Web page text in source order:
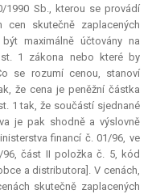
Sb., kterou se provádí
skutečně zaplacených
maximálně účtovány na
1 zákona nebo které by
se rozumí cenou, stanoví
že cena je peněžní částka
1 tak, že součástí sjednané
je pak shodně a výslovně
financí č. 01/96, ve
96, část II položka č. 5, kód
a distributora]. V cenách,
skutečně zaplacených